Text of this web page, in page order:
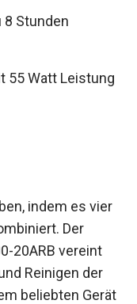
8 Stunden
55 Watt Leistung
indem es vier
Der
20ARB vereint
Reinigen der
beliebten Gerät